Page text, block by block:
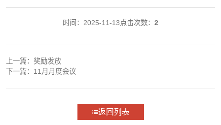
时间：2025-11-13点击次数： 2
上一篇： 奖励发放
下一篇： 11月月度会议
返回列表